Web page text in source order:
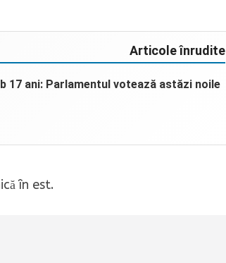
Articole înrudite
ani: Parlamentul votează astăzi noile
în est.